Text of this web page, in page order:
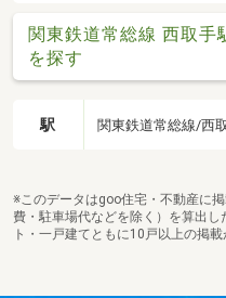
関東鉄道常総線 西取手
を探す
駅 関東鉄道常総線/西
※このデータはgoo住宅・不動産に
費・駐車場代などを除く）を算出
ト・一戸建てともに10戸以上の掲